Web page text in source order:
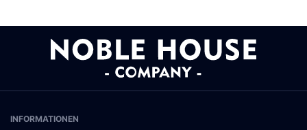
INFORMATIONEN